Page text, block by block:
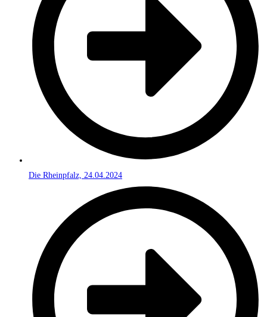
Die Rheinpfalz, 24.04.2024